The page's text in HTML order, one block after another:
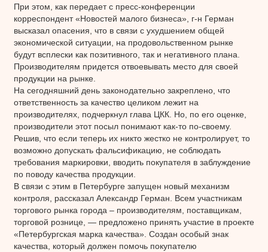
При этом, как передает с пресс-конференции
корреспондент «Новостей малого бизнеса», г-н Герман
высказал опасения, что в связи с ухудшением общей
экономической ситуации, на продовольственном рынке
будут всплески как позитивного, так и негативного плана.
Производителям придется отвоевывать место для своей
продукции на рынке.
На сегодняшний день законодательно закреплено, что
ответственность за качество целиком лежит на
производителях, подчеркнул глава ЦКК. Но, по его оценке,
производители этот посыл понимают как-то по-своему.
Решив, что если теперь их никто жестко не контролирует, то
возможно допускать фальсификацию, не соблюдать
требования маркировки, вводить покупателя в заблуждение
по поводу качества продукции.
В связи с этим в Петербурге запущен новый механизм
контроля, рассказал Александр Герман. Всем участникам
торгового рынка города – производителям, поставщикам,
торговой рознице, — предложено принять участие в проекте
«Петербургская марка качества». Создан особый знак
качества, который должен помочь покупателю